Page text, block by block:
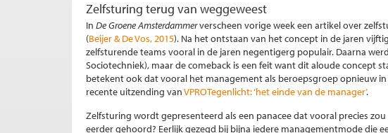
Zelfsturing terug van weggeweest
In De Groene Amsterdammerverscheen vorige week een artikel over
(Beijer & De Vos, 2015). Na het ontstaan van het concept in de jaren
zelfsturende teams vooral in de jaren negentigerg populair. Daarna
Sociotechniek), maar de comeback is een feit want dit aloude concept
betekent ook dat vooral het management als beroepsgroep opnieuw
recente uitzending vanVPROTegenlicht: ‘het einde van de manager’.
Zelfsturing wordt gepresenteerd als een panacee dat vooral precies
eerder gehoord? Eerlijk gezegd bij bijna iedere managementmode die